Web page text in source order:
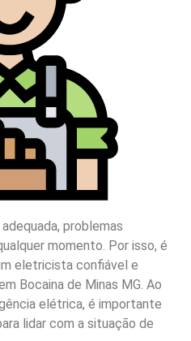
problemas
momento. Por isso, é
eletricista confiável e
Bocaina de Minas MG. Ao
elétrica, é importante
lidar com a situação de